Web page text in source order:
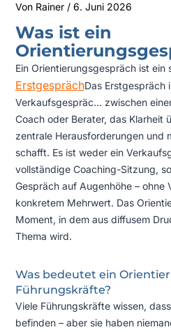
Von Rainer / 6. Juni 2026
Was ist ein
Ein Orientierungsgespräch ist ein
ErstgesprächDas Erstgespräch
Verkaufsgespräc... zwischen
Coach oder Berater, das Klarheit
zentrale Herausforderungen und
schafft. Es ist weder ein
vollständige Coaching-Sitzung,
Gespräch auf Augenhöhe – ohne
konkretem Mehrwert. Das
Moment, in dem aus diffusem
Thema wird.
Was bedeutet ein
Führungskräfte?
Viele Führungskräfte wissen,
befinden – aber sie haben